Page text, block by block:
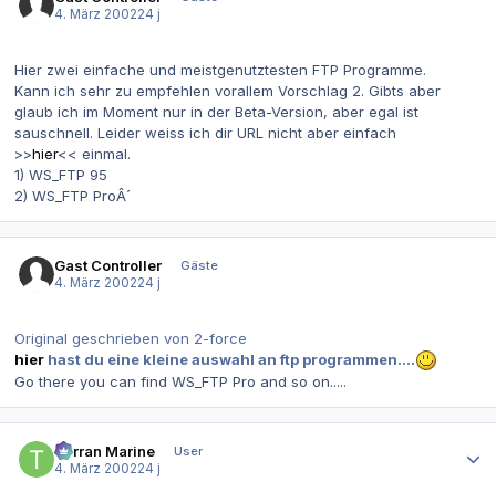
4. März 200224 j
Hier zwei einfache und meistgenutztesten FTP Programme.
Kann ich sehr zu empfehlen vorallem Vorschlag 2. Gibts aber
glaub ich im Moment nur in der Beta-Version, aber egal ist
sauschnell. Leider weiss ich dir URL nicht aber einfach
>>hier<< einmal.
1) WS_FTP 95
2) WS_FTP ProÂ´
Gast Controller
Gäste
4. März 200224 j
Original geschrieben von 2-force
hier hast du eine kleine auswahl an ftp programmen....
Go there you can find WS_FTP Pro and so on.....
Terran Marine
User
4. März 200224 j